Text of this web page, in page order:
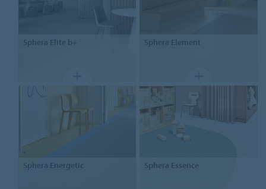
Sphera Elite b+ Sphera Element
Sphera Energetic Sphera Essence